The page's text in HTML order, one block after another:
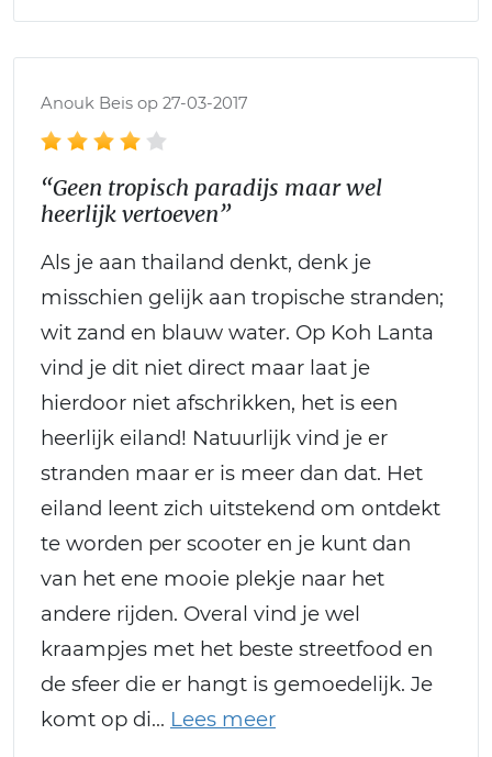
Anouk Beis op 27-03-2017
“Geen tropisch paradijs maar wel
heerlijk vertoeven”
Als je aan thailand denkt, denk je
misschien gelijk aan tropische stranden;
wit zand en blauw water. Op Koh Lanta
vind je dit niet direct maar laat je
hierdoor niet afschrikken, het is een
heerlijk eiland! Natuurlijk vind je er
stranden maar er is meer dan dat. Het
eiland leent zich uitstekend om ontdekt
te worden per scooter en je kunt dan
van het ene mooie plekje naar het
andere rijden. Overal vind je wel
kraampjes met het beste streetfood en
de sfeer die er hangt is gemoedelijk. Je
komt op di